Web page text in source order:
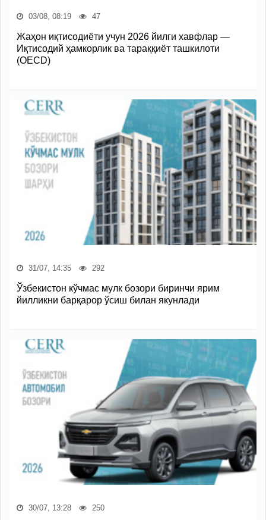
03/08, 08:19 47
Жаҳон иқтисодиёти учун 2026 йилги хавфлар —
Иқтисодий ҳамкорлик ва тараққиёт ташкилоти
(OECD)
31/07, 14:35 292
Ўзбекистон кўчмас мулк бозори биринчи ярим
йилликни барқарор ўсиш билан якунлади
30/07, 13:28 250